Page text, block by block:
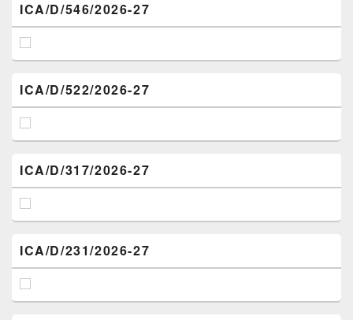
ICA/D/546/2026-27
ICA/D/522/2026-27
ICA/D/317/2026-27
ICA/D/231/2026-27